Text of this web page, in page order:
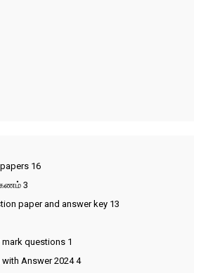
16
3
paper and answer key 13
mark questions 1
with Answer 20244